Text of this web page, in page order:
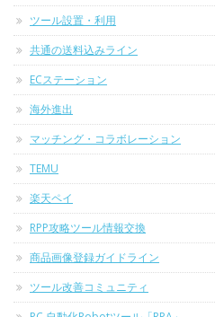
ツール設置・利用
共通の送料込みライン
ECステーション
海外進出
マッチング・コラボレーション
TEMU
楽天ペイ
RPP攻略ツール情報交換
商品画像登録ガイドライン
ツール改善コミュニティ